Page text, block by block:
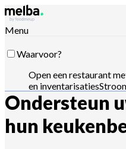
Menu
Waarvoor?
Open een restaurant
en inventarisaties
toeleveringsketen
engineeringVerlaag
voedselproductie
offertes en analyseer
Ondersteun
hun